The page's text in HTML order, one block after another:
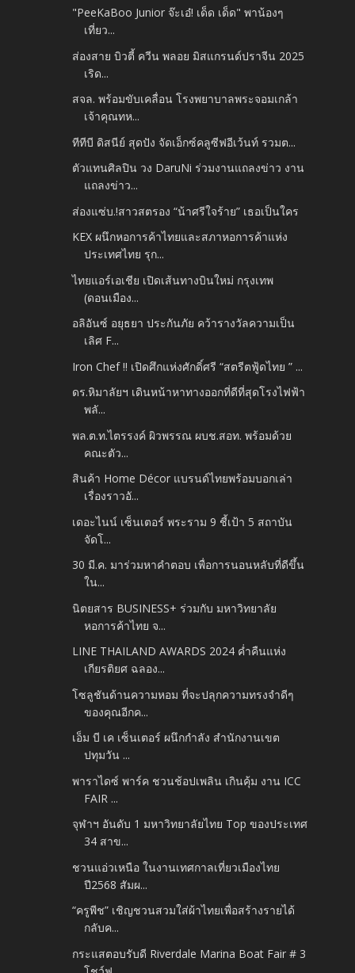
"PeeKaBoo Junior จ๊ะเอ๋! เด็ด เด็ด" พาน้องๆ
เที่ยว...
ส่องสาย บิวตี้ ควีน พลอย มิสแกรนด์ปราจีน 2025
เริด...
สจล. พร้อมขับเคลื่อน โรงพยาบาลพระจอมเกล้า
เจ้าคุณทห...
ทีทีบี ดิสนีย์ สุดปัง จัดเอ็กซ์คลูซีฟอีเว้นท์ รวมต...
ตัวแทนศิลปิน วง DaruNi ร่วมงานแถลงข่าว งาน
แถลงข่าว...
ส่องแซ่บ.!สาวสตรอง “น้าศรีใจร้าย” เธอเป็นใคร
KEX ผนึกหอการค้าไทยและสภาหอการค้าแห่ง
ประเทศไทย รุก...
ไทยแอร์เอเชีย เปิดเส้นทางบินใหม่ กรุงเทพ
(ดอนเมือง...
อลิอันซ์ อยุธยา ประกันภัย คว้ารางวัลความเป็น
เลิศ F...
Iron Chef !! เปิดศึกแห่งศักดิ์ศรี “สตรีตฟู้ดไทย ” ...
ดร.หิมาลัยฯ เดินหน้าหาทางออกที่ดีที่สุดโรงไฟฟ้า
พลั...
พล.ต.ท.ไตรรงค์ ผิวพรรณ ผบช.สอท. พร้อมด้วย
คณะตัว...
สินค้า Home Décor แบรนด์ไทยพร้อมบอกเล่า
เรื่องราวอั...
เดอะไนน์ เซ็นเตอร์ พระราม 9 ชี้เป้า 5 สถาบัน
จัดโ...
30 มี.ค. มาร่วมหาคำตอบ เพื่อการนอนหลับที่ดีขึ้น
ใน...
นิตยสาร BUSINESS+ ร่วมกับ มหาวิทยาลัย
หอการค้าไทย จ...
LINE THAILAND AWARDS 2024 ค่ำคืนแห่ง
เกียรติยศ ฉลอง...
โซลูชันด้านความหอม ที่จะปลุกความทรงจำดีๆ
ของคุณอีกค...
เอ็ม บี เค เซ็นเตอร์ ผนึกกำลัง สำนักงานเขต
ปทุมวัน ...
พาราไดซ์ พาร์ค ชวนช้อปเพลิน เกินคุ้ม งาน ICC
FAIR ...
จุฬาฯ อันดับ 1 มหาวิทยาลัยไทย Top ของประเทศ
34 สาข...
ชวนแอ่วเหนือ ในงานเทศกาลเที่ยวเมืองไทย
ปี2568 สัมผ...
“ครูพีช” เชิญชวนสวมใส่ผ้าไทยเพื่อสร้างรายได้
กลับค...
กระแสตอบรับดี Riverdale Marina Boat Fair # 3